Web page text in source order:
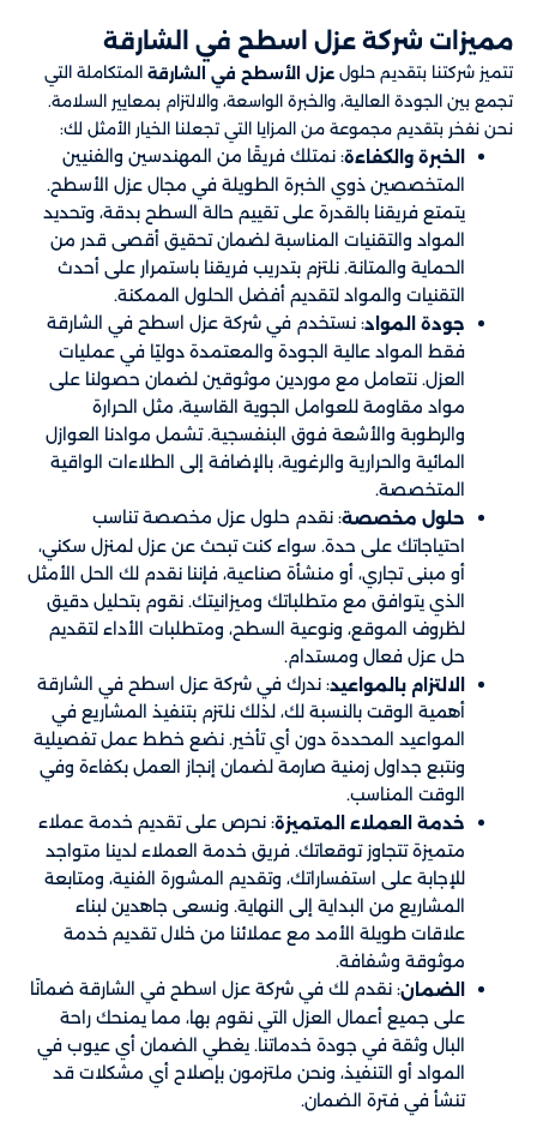
مميزات شركة عزل اسطح في الشارقة
تتميز شركتنا بتقديم حلول عزل الأسطح في الشارقة المتكاملة التي
تجمع بين الجودة العالية، والخبرة الواسعة، والالتزام بمعايير السلامة.
نحن نفخر بتقديم مجموعة من المزايا التي تجعلنا الخيار الأمثل لك:
الخبرة والكفاءة: نمتلك فريقًا من المهندسين والفنيين
المتخصصين ذوي الخبرة الطويلة في مجال عزل الأسطح.
يتمتع فريقنا بالقدرة على تقييم حالة السطح بدقة، وتحديد
المواد والتقنيات المناسبة لضمان تحقيق أقصى قدر من
الحماية والمتانة. نلتزم بتدريب فريقنا باستمرار على أحدث
التقنيات والمواد لتقديم أفضل الحلول الممكنة.
جودة المواد: نستخدم في شركة عزل اسطح في الشارقة
فقط المواد عالية الجودة والمعتمدة دوليًا في عمليات
العزل. نتعامل مع موردين موثوقين لضمان حصولنا على
مواد مقاومة للعوامل الجوية القاسية، مثل الحرارة
والرطوبة والأشعة فوق البنفسجية. تشمل موادنا العوازل
المائية والحرارية والرغوية، بالإضافة إلى الطلاءات الواقية
المتخصصة.
حلول مخصصة: نقدم حلول عزل مخصصة تناسب
احتياجاتك على حدة. سواء كنت تبحث عن عزل لمنزل سكني،
أو مبنى تجاري، أو منشأة صناعية، فإننا نقدم لك الحل الأمثل
الذي يتوافق مع متطلباتك وميزانيتك. نقوم بتحليل دقيق
لظروف الموقع، ونوعية السطح، ومتطلبات الأداء لتقديم
حل عزل فعال ومستدام.
الالتزام بالمواعيد: ندرك في شركة عزل اسطح في الشارقة
أهمية الوقت بالنسبة لك، لذلك نلتزم بتنفيذ المشاريع في
المواعيد المحددة دون أي تأخير. نضع خطط عمل تفصيلية
ونتبع جداول زمنية صارمة لضمان إنجاز العمل بكفاءة وفي
الوقت المناسب.
خدمة العملاء المتميزة: نحرص على تقديم خدمة عملاء
متميزة تتجاوز توقعاتك. فريق خدمة العملاء لدينا متواجد
للإجابة على استفساراتك، وتقديم المشورة الفنية، ومتابعة
المشاريع من البداية إلى النهاية. ونسعى جاهدين لبناء
علاقات طويلة الأمد مع عملائنا من خلال تقديم خدمة
موثوقة وشفافة.
الضمان: نقدم لك في شركة عزل اسطح في الشارقة ضمانًا
على جميع أعمال العزل التي نقوم بها، مما يمنحك راحة
البال وثقة في جودة خدماتنا. يغطي الضمان أي عيوب في
المواد أو التنفيذ، ونحن ملتزمون بإصلاح أي مشكلات قد
تنشأ في فترة الضمان.